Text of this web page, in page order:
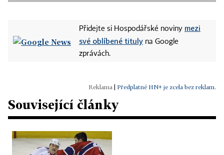
Přidejte si Hospodářské noviny mezi
své oblíbené tituly na Google
zprávách.
Předplatné HN+ je zcela bez reklam.
Související články